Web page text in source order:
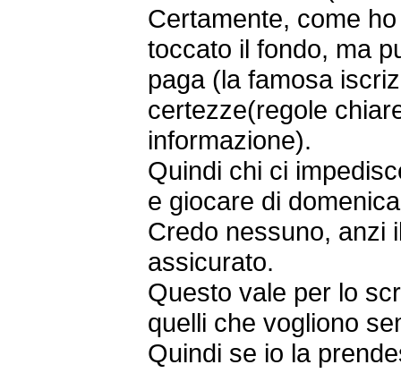
Certamente, come
toccato il fondo, ma
paga (la famosa
certezze(regole
informazione).
Quindi chi ci
e giocare di
Credo nessuno, anzi
assicurato.
Questo vale per lo
quelli che vogliono
Quindi se io la